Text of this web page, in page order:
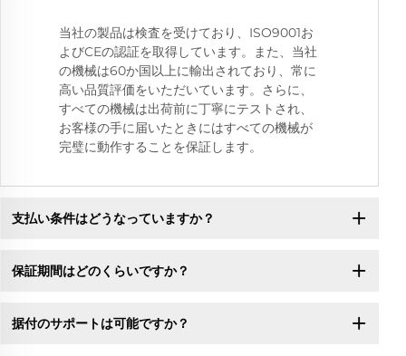
当社の製品は検査を受けており、ISO9001お
よびCEの認証を取得しています。また、当社
の機械は60か国以上に輸出されており、常に
高い品質評価をいただいています。さらに、
すべての機械は出荷前に丁寧にテストされ、
お客様の手に届いたときにはすべての機械が
完璧に動作することを保証します。
支払い条件はどうなっていますか？
保証期間はどのくらいですか？
据付のサポートは可能ですか？